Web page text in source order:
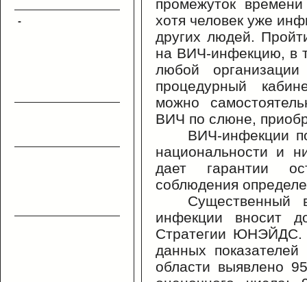
-
промежуток
хотя человек уже
других людей.
на ВИЧ-инфекцию, в
любой
процедурный
можно
ВИЧ по слюне,
ВИЧ-инфекции
национальности и
дает гарантии
соблюдения
Существенный
инфекции вносит
Стратегии ЮНЭЙДС.
данных
области выявлено